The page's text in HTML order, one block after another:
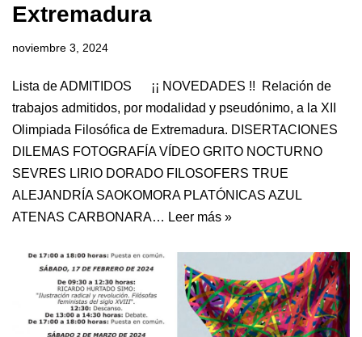
Extremadura
noviembre 3, 2024
Lista de ADMITIDOS ¡¡ NOVEDADES !! Relación de
trabajos admitidos, por modalidad y pseudónimo, a la XII
Olimpiada Filosófica de Extremadura. DISERTACIONES
DILEMAS FOTOGRAFÍA VÍDEO GRITO NOCTURNO
SEVRES LIRIO DORADO FILOSOFERS TRUE
ALEJANDRÍA SAOKOMORA PLATÓNICAS AZUL
ATENAS CARBONARA… Leer más »